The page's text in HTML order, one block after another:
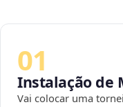
01
Instalação de
Vai colocar uma